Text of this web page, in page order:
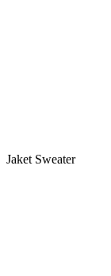
Jaket Sweater